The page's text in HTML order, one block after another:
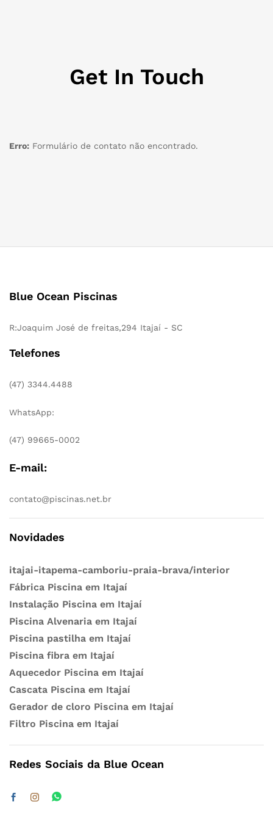
Get In Touch
Erro: Formulário de contato não encontrado.
Blue Ocean Piscinas
R:Joaquim José de freitas,294 Itajaí - SC
Telefones
(47) 3344.4488
WhatsApp:
(47) 99665-0002
E-mail:
contato@piscinas.net.br
Novidades
itajai-itapema-camboriu-praia-brava/interior
Fábrica Piscina em Itajaí
Instalação Piscina em Itajaí
Piscina Alvenaria em Itajaí
Piscina pastilha em Itajaí
Piscina fibra em Itajaí
Aquecedor Piscina em Itajaí
Cascata Piscina em Itajaí
Gerador de cloro Piscina em Itajaí
Filtro Piscina em Itajaí
Redes Sociais da Blue Ocean